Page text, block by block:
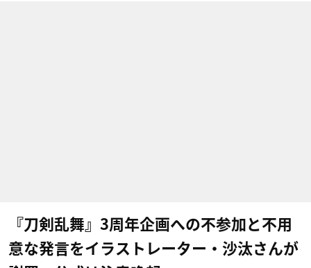
『刀剣乱舞』3周年企画への不参加と不用
意な発言をイラストレーター・沙汰さんが